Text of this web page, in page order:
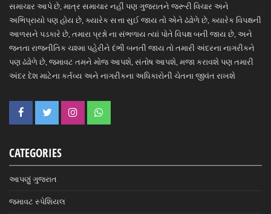
સમાચાર આપે છે, માત્ર સમાચાર નહીં પણ ગુજરાતને જરૂરી વિચાર અને
અભિપ્રાયો પણ હોય છે, ક્યારેક સત્તા સુઈ જાય તો એને ઢંઢોળે છે, ક્યારેક વિપક્ષની
આળસને પડકારે છે, તમારા પ્રશ્નો ના સંભળાય ત્યાં પોતે વિપક્ષ બની જાય છે, અને
જનતા રાજનીતિક ચશ્મા પહેરીને દંભી બનતી જાય તો તમારી અંદરના નાગરીકને
પણ ઢંઢોળે છે, જમાવટ તમને મોજ આપશે, સંતોષ આપશે, મજા કરાવશે પણ તમારી
અંદર દેશ માટેના કર્તવ્ય અને નાગરીકના અધિકારોની ચેતના જીવંત રાખશે
CATEGORIES
આપણું ગુજરાત
જમાવટ સ્પેશિયલ